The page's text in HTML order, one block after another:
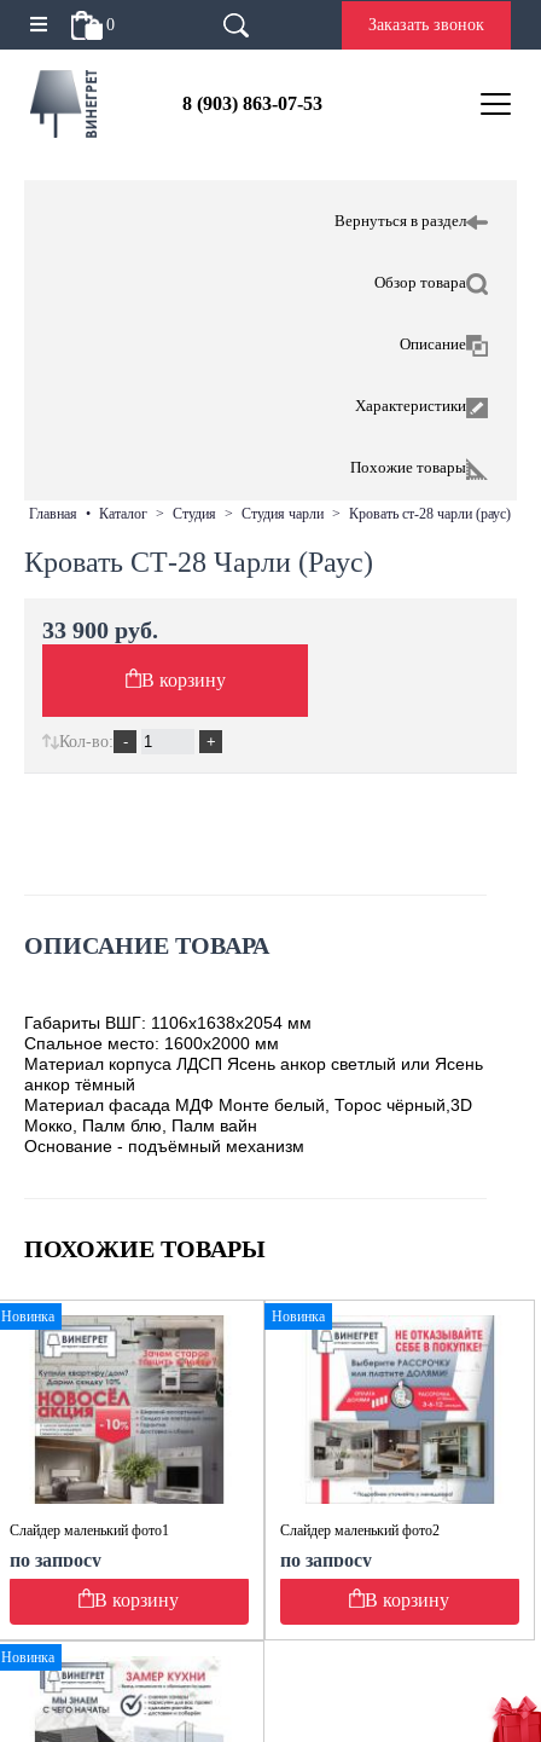
0 Заказать звонок
8 (903) 863-07-53
Вернуться в раздел
Обзор товара
Описание
Характеристики
Похожие товары
главная • каталог > студия > студия чарли > кровать ст-28 чарли (раус)
Кровать СТ-28 Чарли (Раус)
ОПИСАНИЕ ТОВАРА
Габариты ВШГ: 1106х1638х2054 мм
Спальное место: 1600х2000 мм
Материал корпуса ЛДСП Ясень анкор светлый или Ясень
анкор тёмный
Материал фасада МДФ Монте белый, Торос чёрный,3D
Мокко, Палм блю, Палм вайн
Основание - подъёмный механизм
ПОХОЖИЕ ТОВАРЫ
Новинка
Слайдер маленький фото1
по запросу
В корзину
Новинка
Слайдер маленький фото2
по запросу
В корзину
Новинка
33 900 руб.
В корзину
Кол-во: